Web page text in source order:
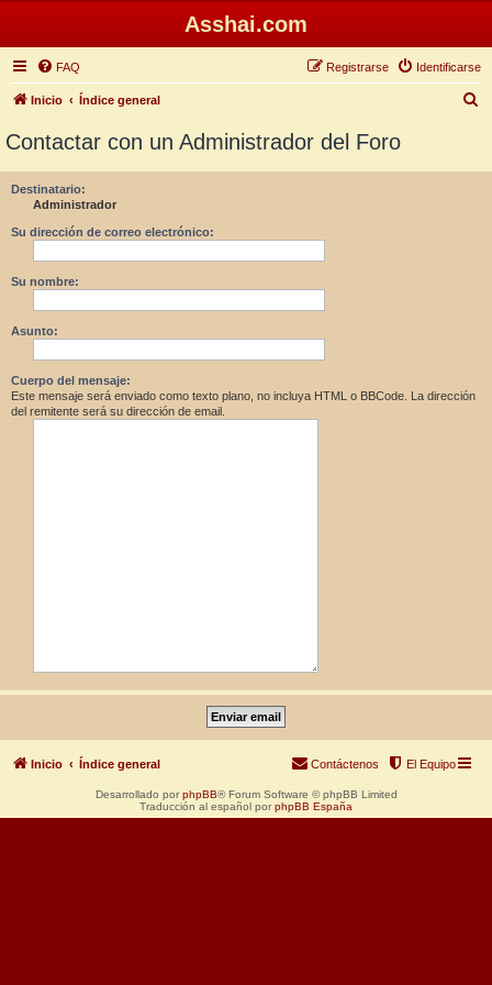
Asshai.com
FAQ Identificarse
Registrarse
Inicio Índice general
Contactar con un Administrador del Foro
Destinatario:
Administrador
Su dirección de correo electrónico:
Su nombre:
Asunto:
Cuerpo del mensaje:
Este mensaje será enviado como texto plano, no incluya HTML o BBCode. La dirección
del remitente será su dirección de email.
Inicio Índice general El Equipo
Contáctenos
Desarrollado por phpBB® Forum Software © phpBB Limited
Traducción al español por phpBB España